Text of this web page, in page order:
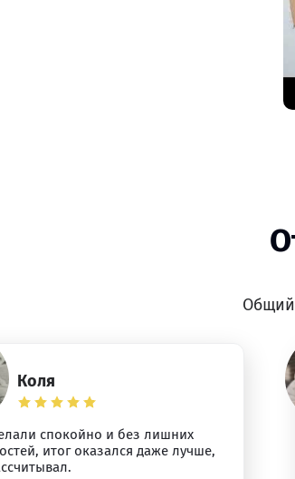
Общий
Коля
спокойно и без лишних
итог оказался даже лучше,